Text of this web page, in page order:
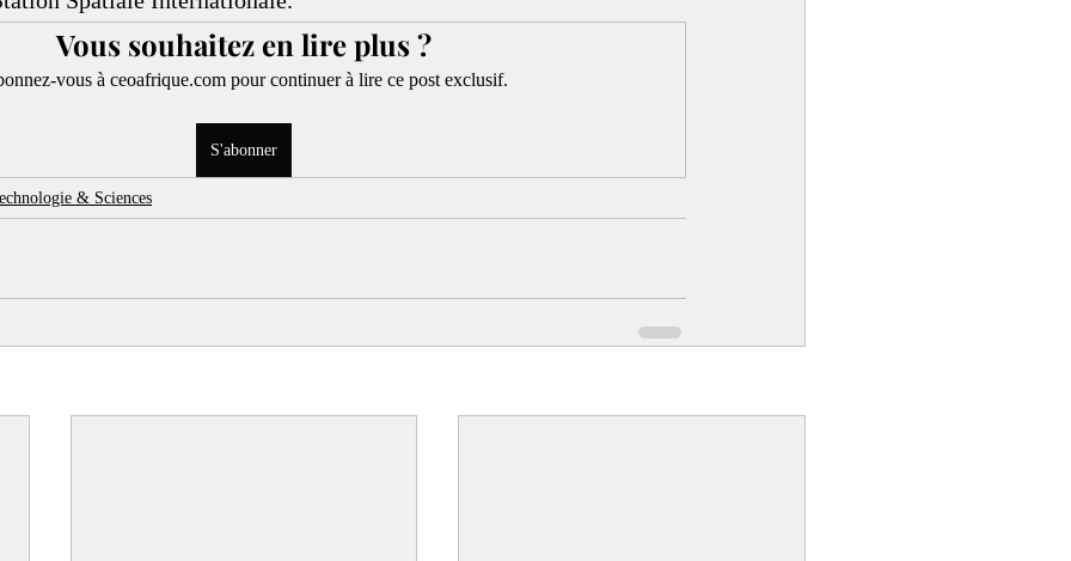
Vous souhaitez en lire plus ?
vous à ceoafrique.com pour continuer à lire ce post exclusif.
S'abonner
& Sciences